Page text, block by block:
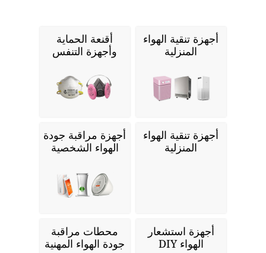
أجهزة تنقية الهواء
المنزلية
أقنعة الحماية
وأجهزة التنفس
أجهزة تنقية الهواء
المنزلية
أجهزة مراقبة جودة
الهواء الشخصية
أجهزة استشعار
الهواء DIY
محطات مراقبة
جودة الهواء المهنية